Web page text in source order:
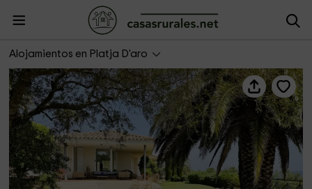
Alojamientos en Platja D'aro
Miravall CostaBravaSi vistas, piscina, AC y reposo